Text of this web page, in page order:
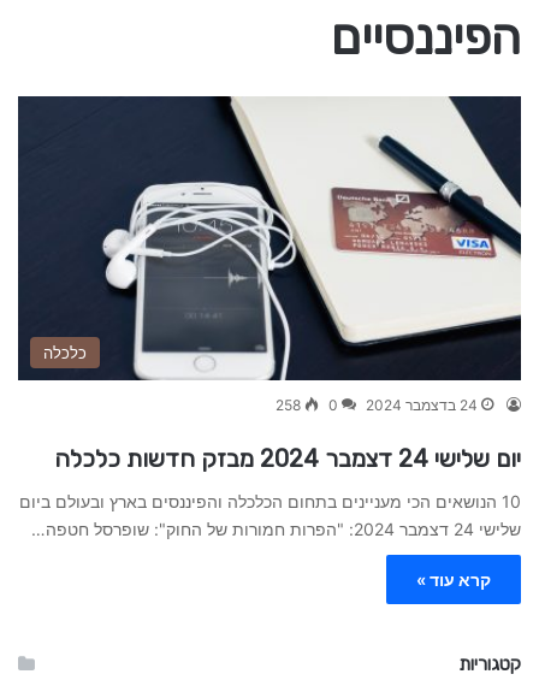
הפיננסיים
כלכלה
24 בדצמבר 2024 0
258
יום שלישי 24 דצמבר 2024 מבזק חדשות כלכלה
10 הנושאים הכי מעניינים בתחום הכלכלה והפיננסים בארץ ובעולם ביום
שלישי 24 דצמבר 2024: "הפרות חמורות של החוק": שופרסל חטפה…
קרא עוד »
קטגוריות